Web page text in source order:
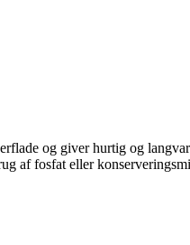
og giver hurtig og
fosfat eller